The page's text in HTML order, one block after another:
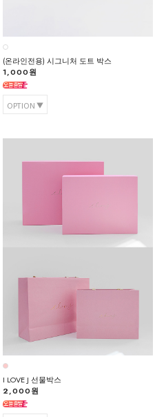
(온라인전용) 시그니처 도트 박스
1,000원
OPTION
I LOVE J 선물박스
2,000원